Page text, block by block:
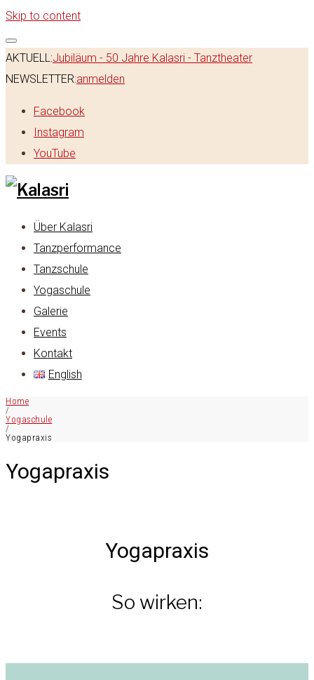
Skip to content
AKTUELL:Jubiläum - 50 Jahre Kalasri - Tanztheater
NEWSLETTER:anmelden
Facebook
Instagram
YouTube
Über Kalasri
Tanzperformance
Tanzschule
Yogaschule
Galerie
Events
Kontakt
English
Home
/
Yogaschule
/
Yogapraxis
Yogapraxis
Yogapraxis
So wirken: